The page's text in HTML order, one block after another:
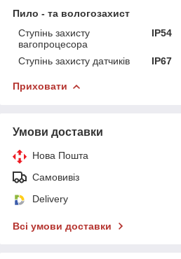
Пило - та вологозахист
Ступінь захисту
вагопроцесора
IP54
Ступінь захисту датчиків IP67
Приховати
Умови доставки
Нова Пошта
Самовивіз
Delivery
Всі умови доставки